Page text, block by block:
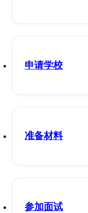
申请学校
准备材料
参加面试